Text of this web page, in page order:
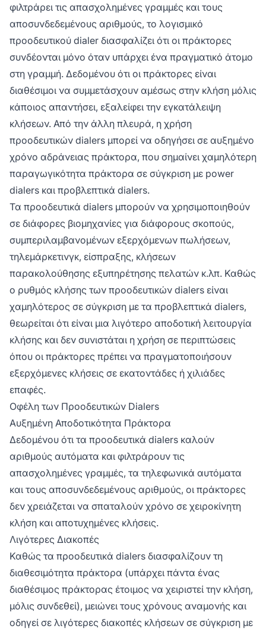
φιλτράρει τις απασχολημένες γραμμές και τους
αποσυνδεδεμένους αριθμούς, το λογισμικό
προοδευτικού dialer διασφαλίζει ότι οι πράκτορες
συνδέονται μόνο όταν υπάρχει ένα πραγματικό άτομο
στη γραμμή. Δεδομένου ότι οι πράκτορες είναι
διαθέσιμοι να συμμετάσχουν αμέσως στην κλήση μόλις
κάποιος απαντήσει, εξαλείφει την εγκατάλειψη
κλήσεων. Από την άλλη πλευρά, η χρήση
προοδευτικών dialers μπορεί να οδηγήσει σε αυξημένο
χρόνο αδράνειας πράκτορα, που σημαίνει χαμηλότερη
παραγωγικότητα πράκτορα σε σύγκριση με power
dialers και προβλεπτικά dialers.
Τα προοδευτικά dialers μπορούν να χρησιμοποιηθούν
σε διάφορες βιομηχανίες για διάφορους σκοπούς,
συμπεριλαμβανομένων εξερχόμενων πωλήσεων,
τηλεμάρκετινγκ, είσπραξης, κλήσεων
παρακολούθησης εξυπηρέτησης πελατών κ.λπ. Καθώς
ο ρυθμός κλήσης των προοδευτικών dialers είναι
χαμηλότερος σε σύγκριση με τα προβλεπτικά dialers,
θεωρείται ότι είναι μια λιγότερο αποδοτική λειτουργία
κλήσης και δεν συνιστάται η χρήση σε περιπτώσεις
όπου οι πράκτορες πρέπει να πραγματοποιήσουν
εξερχόμενες κλήσεις σε εκατοντάδες ή χιλιάδες
επαφές.
Οφέλη των Προοδευτικών Dialers
Αυξημένη Αποδοτικότητα Πράκτορα
Δεδομένου ότι τα προοδευτικά dialers καλούν
αριθμούς αυτόματα και φιλτράρουν τις
απασχολημένες γραμμές, τα τηλεφωνικά αυτόματα
και τους αποσυνδεδεμένους αριθμούς, οι πράκτορες
δεν χρειάζεται να σπαταλούν χρόνο σε χειροκίνητη
κλήση και αποτυχημένες κλήσεις.
Λιγότερες Διακοπές
Καθώς τα προοδευτικά dialers διασφαλίζουν τη
διαθεσιμότητα πράκτορα (υπάρχει πάντα ένας
διαθέσιμος πράκτορας έτοιμος να χειριστεί την κλήση,
μόλις συνδεθεί), μειώνει τους χρόνους αναμονής και
οδηγεί σε λιγότερες διακοπές κλήσεων σε σύγκριση με